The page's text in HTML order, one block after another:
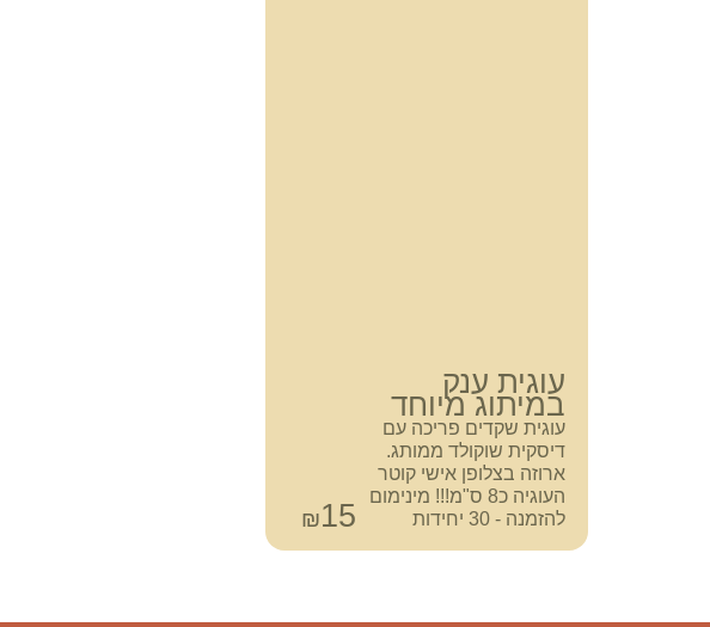
עוגית ענק
במיתוג מיוחד
עוגית שקדים פריכה עם
דיסקית שוקולד ממותג.
ארוזה בצלופן אישי קוטר
העוגיה כ8 ס"מ!!! מינימום
להזמנה - 30 יחידות
₪15